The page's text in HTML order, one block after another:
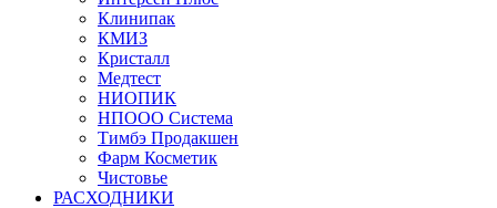
Клинипак
КМИЗ
Кристалл
Медтест
НИОПИК
НПООО Система
Тимбэ Продакшен
Фарм Косметик
Чистовье
РАСХОДНИКИ